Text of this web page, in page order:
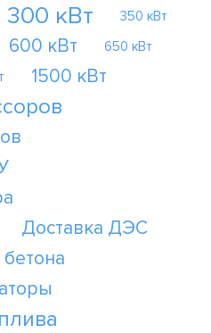
300 кВт 350 кВт
600 кВт 650 кВт
1500 кВт
Доставка ДЭС